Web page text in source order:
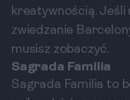
kreatywnością. Jeśli
zwiedzanie
musisz zobaczyć.
Sagrada Familia
Sagrada Familia to